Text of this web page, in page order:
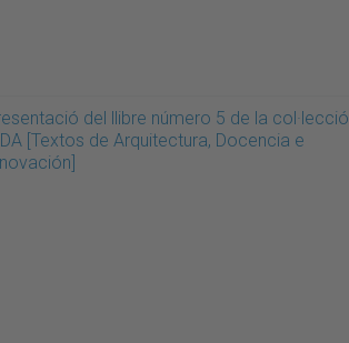
del llibre número 5 de la col·lecció
[Textos de Arquitectura, Docencia e